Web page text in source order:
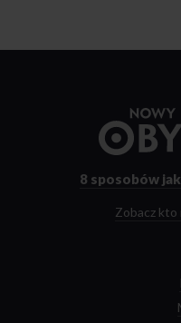
8 sposobów
Zobacz kto